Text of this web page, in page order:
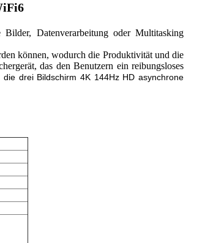
Datenverarbeitung oder Multitasking
können, wodurch die Produktivität und die
das den Benutzern ein reibungsloses
drei Bildschirm 4K 144Hz HD asynchrone